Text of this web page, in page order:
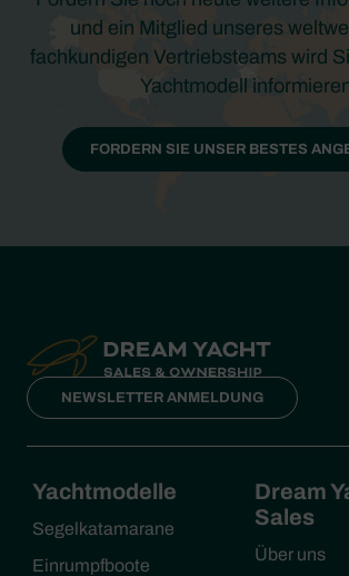
und ein Mitglied unseres
fachkundigen Vertriebsteams wird
Yachtmodell
FORDERN SIE UNSER BESTES
NEWSLETTER ANMELDUNG
Yachtmodelle
Segelkatamarane
Einrumpfboote
Dream
Sales
Über uns